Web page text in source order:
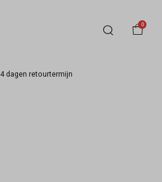
0
dagen retourtermijn